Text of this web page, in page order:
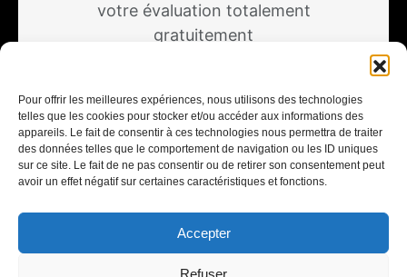
Pour offrir les meilleures expériences, nous utilisons des technologies
telles que les cookies pour stocker et/ou accéder aux informations des
appareils. Le fait de consentir à ces technologies nous permettra de traiter
des données telles que le comportement de navigation ou les ID uniques
sur ce site. Le fait de ne pas consentir ou de retirer son consentement peut
avoir un effet négatif sur certaines caractéristiques et fonctions.
Accepter
Refuser
votre évaluation totalement
gratuitement
Cliquez ici